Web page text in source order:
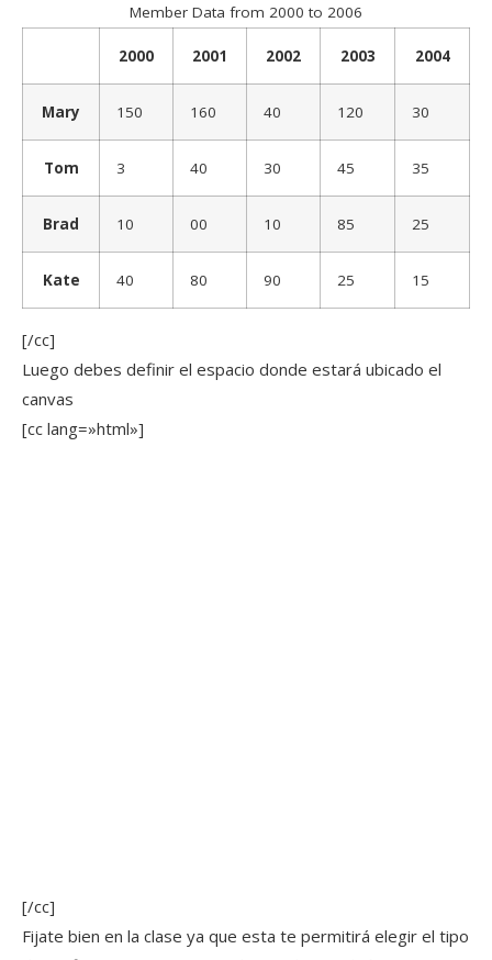
Member Data from 2000 to 2006
2000 2001 2002 2003 2004
Mary 150 160 40 120 30
Tom 3 40 30 45 35
Brad 10 00 10 85 25
Kate 40 80 90 25 15
[/cc]
Luego debes definir el espacio donde estará ubicado el
canvas
[cc lang=»html»]
[/cc]
Fijate bien en la clase ya que esta te permitirá elegir el tipo